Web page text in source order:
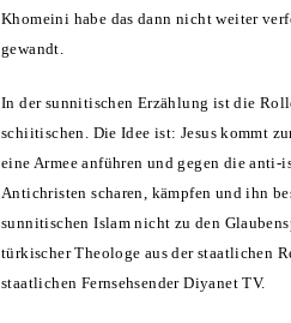
Khomeini habe das dann nicht weiter
gewandt.
In der sunnitischen Erzählung ist die
schiitischen. Die Idee ist: Jesus kommt
eine Armee anführen und gegen die
Antichristen scharen, kämpfen und ihn
sunnitischen Islam nicht zu den
türkischer Theologe aus der staatlichen
staatlichen Fernsehsender Diyanet TV.